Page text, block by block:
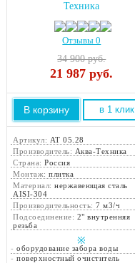
Техника
Отзывы 0
34 900 руб.
21 987 руб.
В корзину в 1 клик
Артикул: АТ 05.28
Производитель: Аква-Техника
Страна:Россия
Монтаж:плитка
Материал:нержавеющая сталь
AISI-304
Производительность:7 м3/ч
Подсоединение: 2" внутренняя
резьба
※
-оборудование забора воды
-поверхностный очиститель